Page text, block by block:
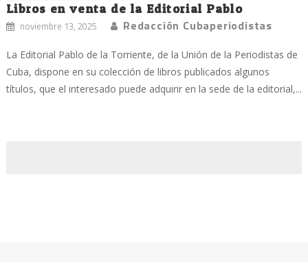
Libros en venta de la Editorial Pablo
noviembre 13, 2025 Redacción Cubaperiodistas
La Editorial Pablo de la Torriente, de la Unión de la Periodistas de
Cuba, dispone en su colección de libros publicados algunos
títulos, que el interesado puede adquirir en la sede de la editorial,...